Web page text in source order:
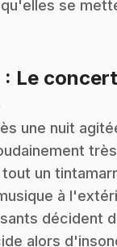
se
: Le
une nuit
un
à
décident
alors